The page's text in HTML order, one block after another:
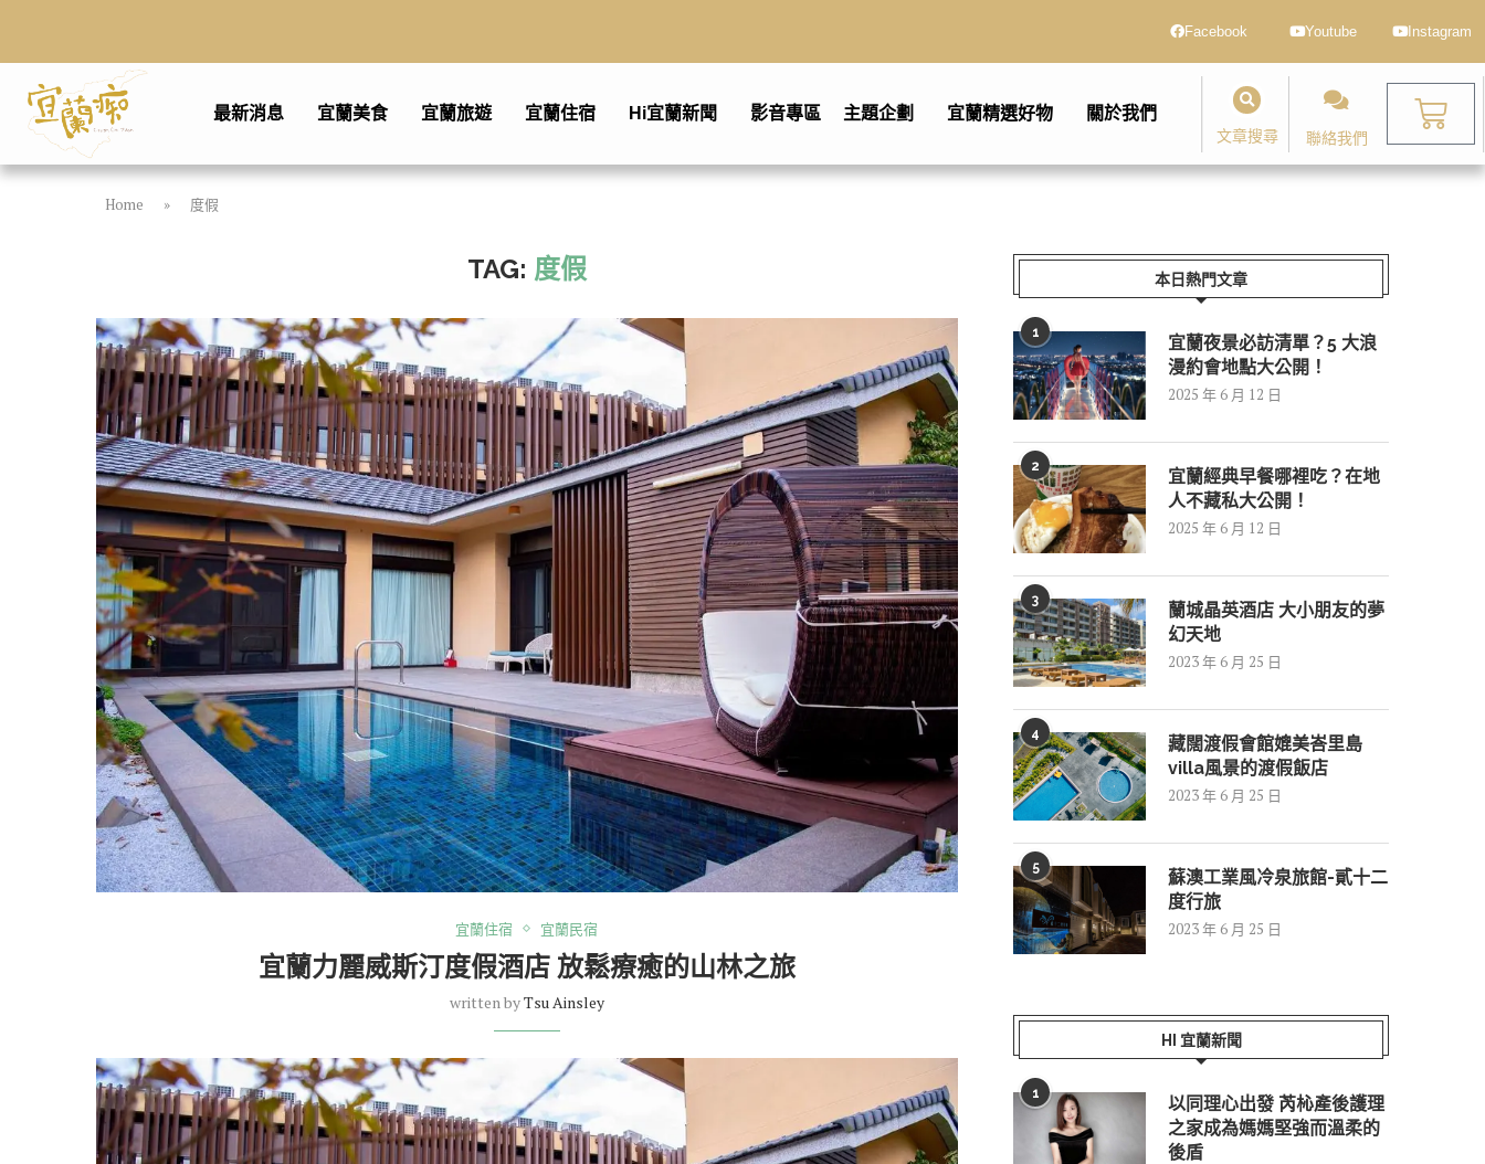
Facebook Youtube Instagram
最新消息 宜蘭美食 宜蘭旅遊 宜蘭住宿 Hi宜蘭新聞 影音專區 主題企劃 宜蘭精選好物 關於我們
文章搜尋 聯絡我們
Home » 度假
TAG: 度假
宜蘭住宿 宜蘭民宿
宜蘭力麗威斯汀度假酒店 放鬆療癒的山林之旅
written byTsu Ainsley
本日熱門文章
1
宜蘭夜景必訪清單？5 大浪
漫約會地點大公開！
2025 年 6 月 12 日
2
宜蘭經典早餐哪裡吃？在地
人不藏私大公開！
2025 年 6 月 12 日
3
蘭城晶英酒店 大小朋友的夢
幻天地
2023 年 6 月 25 日
4
藏闊渡假會館媲美峇里島
villa風景的渡假飯店
2023 年 6 月 25 日
5
蘇澳工業風冷泉旅館-貳十二
度行旅
2023 年 6 月 25 日
HI 宜蘭新聞
1
以同理心出發 芮杺產後護理
之家成為媽媽堅強而溫柔的
後盾